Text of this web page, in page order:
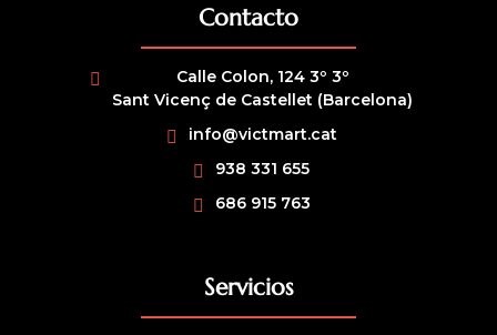
Contacto
Calle Colon, 124 3º 3º
Sant Vicenç de Castellet (Barcelona)
info@victmart.cat
938 331 655
686 915 763
Servicios